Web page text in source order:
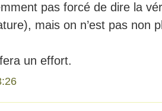
pas forcé de dire la
mais on n’est pas non
un effort.